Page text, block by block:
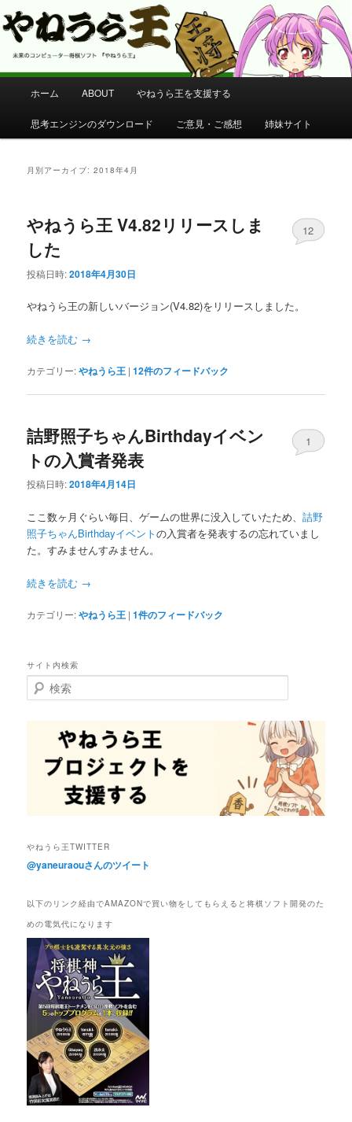
やねうら王 公式サイト
コンピューター将棋 やねうら王 公式サイト
メ
メ
イ
ン
テ
へ
移
動
サ
ブ
テ
ン
移
動
ホーム ABOUT やねうら王を支援する
思考エンジンのダウンロード ご意見・ご感想 姉妹サイト
月別アーカイブ:2018年4月
やねうら王 V4.82リリースしま
した
投稿日時:2018年4月30日
12
やねうら王の新しいバージョン(V4.82)をリリースしました。
続きを読む →
カテゴリー:やねうら王 |12件のフィードバック
詰野照子ちゃんBirthdayイベン
トの入賞者発表
投稿日時:2018年4月14日
1
ここ数ヶ月ぐらい毎日、ゲームの世界に没入していたため、詰野
照子ちゃんBirthdayイベントの入賞者を発表するの忘れていまし
た。すみませんすみません。
続きを読む →
カテゴリー:やねうら王 |1件のフィードバック
サイト内検索
検
索
やねうら王TWITTER
@yaneuraouさんのツイート
以下のリンク経由でAMAZONで買い物をしてもらえると将棋ソフト開発のた
めの電気代になります